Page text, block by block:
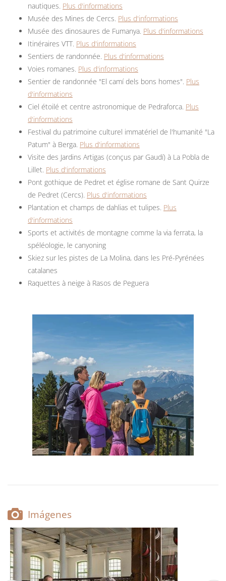
nautiques. Plus d'informations
Musée des Mines de Cercs. Plus d'informations
Musée des dinosaures de Fumanya. Plus d'informations
Itinéraires VTT. Plus d'informations
Sentiers de randonnée. Plus d'informations
Voies romanes. Plus d'informations
Sentier de randonnée "El camí dels bons homes". Plus
d'informations
Ciel étoilé et centre astronomique de Pedraforca. Plus
d'informations
Festival du patrimoine culturel immatériel de l'humanité "La
Patum" à Berga. Plus d'informations
Visite des Jardins Artigas (conçus par Gaudí) à La Pobla de
Lillet. Plus d'informations
Pont gothique de Pedret et église romane de Sant Quirze
de Pedret (Cercs). Plus d'informations
Plantation et champs de dahlias et tulipes. Plus
d'informations
Sports et activités de montagne comme la via ferrata, la
spéléologie, le canyoning
Skiez sur les pistes de La Molina, dans les Pré-Pyrénées
catalanes
Raquettes à neige à Rasos de Peguera
Imágenes